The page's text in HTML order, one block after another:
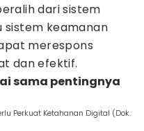
dari sistem
sistem keamanan
merespons
dan efektif.
sama pentingnya
Perkuat Ketahanan Digital (Dok.